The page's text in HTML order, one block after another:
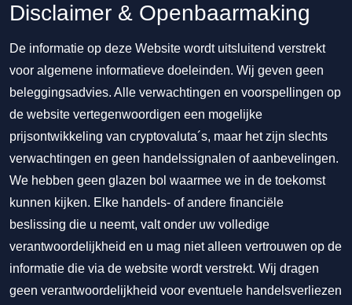
Disclaimer & Openbaarmaking
De informatie op deze Website wordt uitsluitend verstrekt
voor algemene informatieve doeleinden. Wij geven geen
beleggingsadvies. Alle verwachtingen en voorspellingen op
de website vertegenwoordigen een mogelijke
prijsontwikkeling van cryptovaluta´s, maar het zijn slechts
verwachtingen en geen handelssignalen of aanbevelingen.
We hebben geen glazen bol waarmee we in de toekomst
kunnen kijken. Elke handels- of andere financiële
beslissing die u neemt, valt onder uw volledige
verantwoordelijkheid en u mag niet alleen vertrouwen op de
informatie die via de website wordt verstrekt. Wij dragen
geen verantwoordelijkheid voor eventuele handelsverliezen